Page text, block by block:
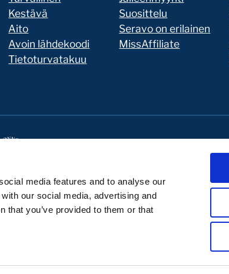
media features and to analyse our
our social media, advertising and
that you’ve provided to them or that
Kestävä
Aito
Avoin lähdekoodi
Tietoturvatakuu
Suosittelu
Seravo on erilainen
MissAffiliate